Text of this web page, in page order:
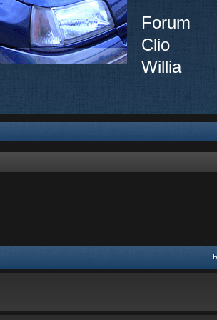
Forum
Clio
Willia